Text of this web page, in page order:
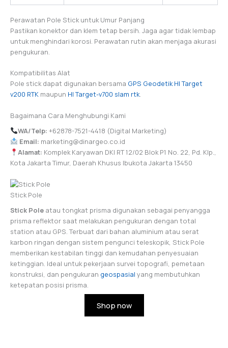
Perawatan Pole Stick untuk Umur Panjang
Pastikan konektor dan klem tetap bersih. Jaga agar tidak lembap
untuk menghindari korosi. Perawatan rutin akan menjaga akurasi
pengukuran.
Kompatibilitas Alat
Pole stick dapat digunakan bersama GPS Geodetik HI Target
v200 RTK maupun HI Target-v700 slam rtk.
Bagaimana Cara Menghubungi Kami
WA/Telp: +62878-7521-4418 (Digital Marketing)
Email: marketing@dinargeo.co.id
Alamat: Komplek Karyawan DKI RT 12/02 Blok P1 No. 22, Pd. Klp.,
Kota Jakarta Timur, Daerah Khusus Ibukota Jakarta 13450
Stick Pole
Stick Pole atau tongkat prisma digunakan sebagai penyangga
prisma reflektor saat melakukan pengukuran dengan total
station atau GPS. Terbuat dari bahan aluminium atau serat
karbon ringan dengan sistem pengunci teleskopik, Stick Pole
memberikan kestabilan tinggi dan kemudahan penyesuaian
ketinggian. Ideal untuk pekerjaan survei topografi, pemetaan
konstruksi, dan pengukuran geospasial yang membutuhkan
ketepatan posisi prisma.
Shop now